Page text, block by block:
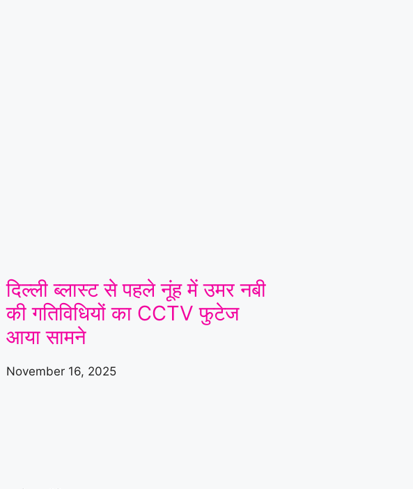
दिल्ली ब्लास्ट से पहले नूंह में उमर नबी
की गतिविधियों का CCTV फुटेज
आया सामने
November 16, 2025